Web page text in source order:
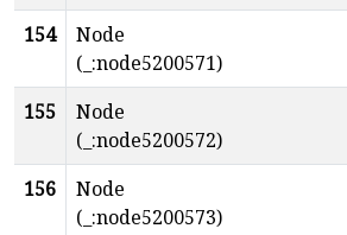
154
Node
(_:node5200571)
155
Node
(_:node5200572)
156
Node
(_:node5200573)